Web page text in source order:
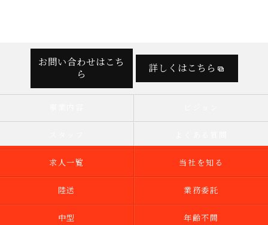
お問い合わせはこち
ら
詳しくはこちら
求人一覧 当社を知る
陸送 業務委託
中型 年齢不問